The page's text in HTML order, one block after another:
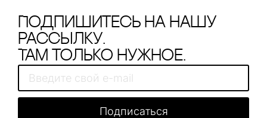
Подпишитесь на нашу
рассылку.
Там только нужное.
Подписаться